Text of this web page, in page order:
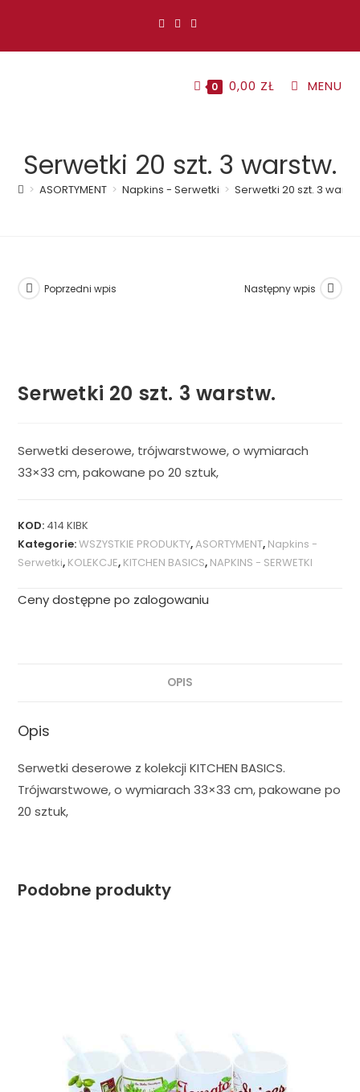
0 0,00 ZŁ MENU
Serwetki 20 szt. 3 warstw.
> ASORTYMENT > Napkins - Serwetki > Serwetki 20 szt. 3
Poprzedni wpis Następny wpis
Serwetki 20 szt. 3 warstw.
Serwetki deserowe, trójwarstwowe, o wymiarach
33×33 cm, pakowane po 20 sztuk,
KOD: 414 KIBK
Kategorie:WSZYSTKIE PRODUKTY,ASORTYMENT, Napkins -
Serwetki, KOLEKCJE, KITCHEN BASICS, NAPKINS - SERWETKI
Ceny dostępne po zalogowaniu
OPIS
Opis
Serwetki deserowe z kolekcji KITCHEN BASICS.
Trójwarstwowe, o wymiarach 33×33 cm, pakowane po
20 sztuk,
Podobne produkty